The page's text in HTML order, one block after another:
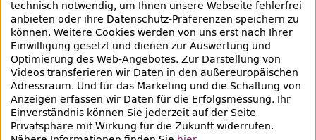
Bibliotheksausweis
Highlights
Veranstaltungen & Lernangebote
Veranstaltungsübersicht
Lern- und Beratungsangebote
technisch notwendig, um Ihnen unsere Webseite fehlerfrei
anbieten oder ihre Datenschutz-Präferenzen speichern zu
können. Weitere Cookies werden von uns erst nach Ihrer
Einwilligung gesetzt und dienen zur Auswertung und
Optimierung desWeb-Angebotes. Zur Darstellung von
Videos transferieren wir Daten in den außereuropäischen
Adressraum. Und für das Marketing und die Schaltung von
Anzeigen erfassen wir Daten für die Erfolgsmessung. Ihr
Einverständnis können Sie jederzeit auf der Seite
Privatsphäre mit Wirkung für die Zukunft widerrufen.